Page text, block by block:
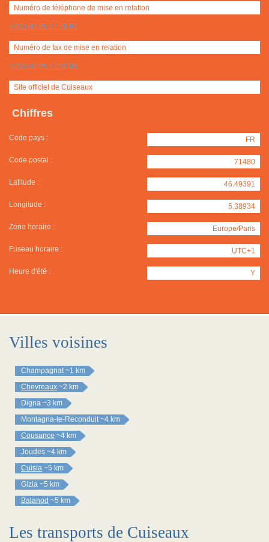
Numéro de téléphone de mise en relation
+(33) 03 85 72 70 60
Numéro de fax de mise en relation
+(33) 03 85 72 51 09
Site officiel de Cuiseaux
Chiffres
Code pays : FR
Code postal : 71480
Latitude : 46.49391
Longitude : 5.38934
Zone horaire : Europe/Paris
Fuseau horaire : UTC+1
Heure d'été : Y
Villes voisines
Champagnat ~1 km
Chevreaux ~2 km
Digna ~3 km
Montagna-le-Reconduit ~4 km
Cousance ~4 km
Joudes ~4 km
Cuisia ~5 km
Gizia ~5 km
Balanod ~5 km
Les transports de Cuiseaux